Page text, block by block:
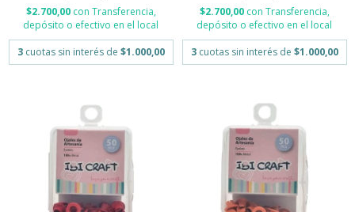
$2.700,00 con Transferencia,
depósito o efectivo en el local
3 cuotas sin interés de $1.000,00
$2.700,00 con Transferencia,
depósito o efectivo en el local
3 cuotas sin interés de $1.000,00